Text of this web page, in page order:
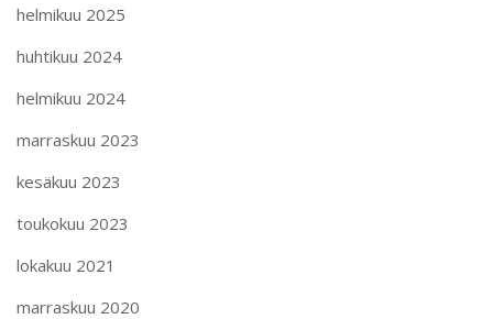
helmikuu 2025
huhtikuu 2024
helmikuu 2024
marraskuu 2023
kesäkuu 2023
toukokuu 2023
lokakuu 2021
marraskuu 2020